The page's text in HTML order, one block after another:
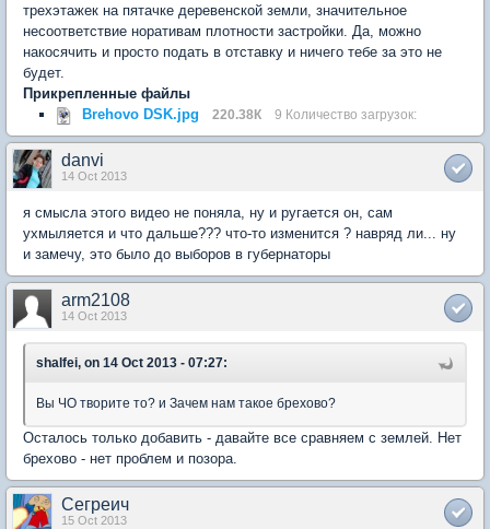
трехэтажек на пятачке деревенской земли, значительное
несоответствие норативам плотности застройки. Да, можно
накосячить и просто подать в отставку и ничего тебе за это не
будет.
Прикрепленные файлы
Brehovo DSK.jpg
220.38К 9 Количество загрузок:
danvi
14 Oct 2013
я смысла этого видео не поняла, ну и ругается он, сам
ухмыляется и что дальше??? что-то изменится ? навряд ли... ну
и замечу, это было до выборов в губернаторы
arm2108
14 Oct 2013
shalfei, on 14 Oct 2013 - 07:27:
Вы ЧО творите то? и Зачем нам такое брехово?
Осталось только добавить - давайте все сравняем с землей. Нет
брехово - нет проблем и позора.
Сегреич
15 Oct 2013